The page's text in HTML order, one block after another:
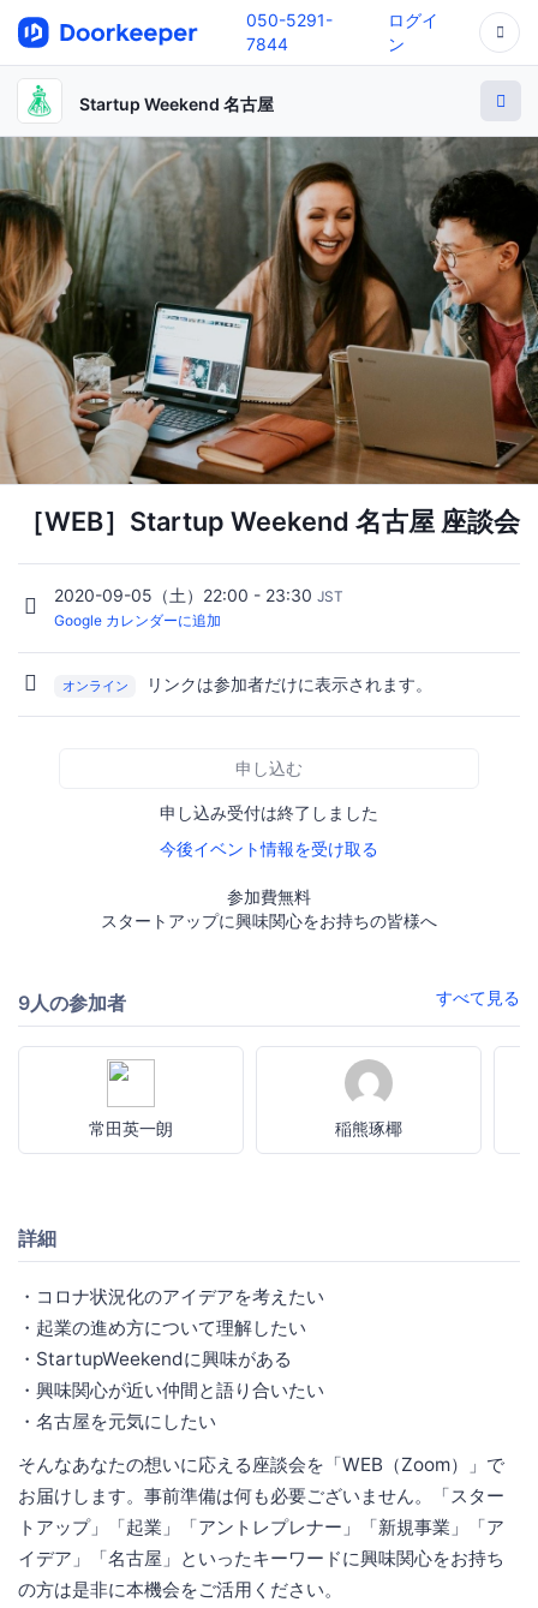
050-5291-
7844
ログイ
ン
Startup Weekend 名古屋
［WEB］Startup Weekend 名古屋 座談会
2020-09-05（土）22:00 - 23:30 JST
Google カレンダーに追加
オンライン リンクは参加者だけに表示されます。
申し込む
申し込み受付は終了しました
今後イベント情報を受け取る
参加費無料
スタートアップに興味関心をお持ちの皆様へ
9人の参加者 すべて見る
常田英一朗 稲熊琢椰
詳細
・コロナ状況化のアイデアを考えたい
・起業の進め方について理解したい
・StartupWeekendに興味がある
・興味関心が近い仲間と語り合いたい
・名古屋を元気にしたい
そんなあなたの想いに応える座談会を「WEB（Zoom）」で
お届けします。事前準備は何も必要ございません。「スター
トアップ」「起業」「アントレプレナー」「新規事業」「ア
イデア」「名古屋」といったキーワードに興味関心をお持ち
の方は是非に本機会をご活用ください。